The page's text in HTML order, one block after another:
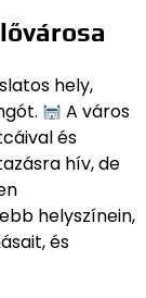
hely,
A város
és
hív, de
helyszínein,
és